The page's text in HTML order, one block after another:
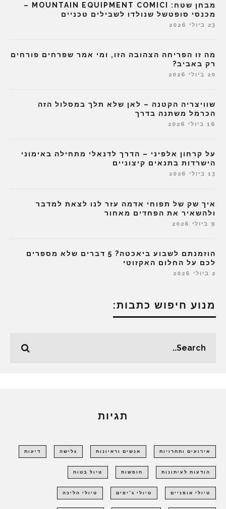
מבחן שטח: MOUNTAIN EQUIPMENT COMICI –
מכנסי סופטשל שנולדו לשבילים טכניים
23 ביולי 2026
מה זו הפריחה הצהובה הזו, ומי אמר שפרחים פורחים
רק באביב?
20 ביולי 2026
שוויצריה הקטנה – לאן שלא תלך במסלול הזה
הכרמל משתנה בדרך
16 ביולי 2026
על קרחון אלפיני – הדרך לדנאלי מתחילה באימוני
הישרדות בתנאים קיצוניים
13 ביולי 2026
איך שק של תפוחי אדמה עזר לנו לצאת למדבר
ולהשאיר את הפחדים מאחור
9 ביולי 2026
הוזמנתם לשבוע ביאכטה? 5 דברים שלא מספרים
לכם על החלום האקזוטי
2 ביולי 2026
מנוע חיפוש כתבות:
תגיות
אירועים ותחרויות אנשים וראיונות גלישה דיעות
הודעות לעיתונות חופשות טיול בטוח
טיולי אופניים טיולי ג'יפים טיולי הליכה